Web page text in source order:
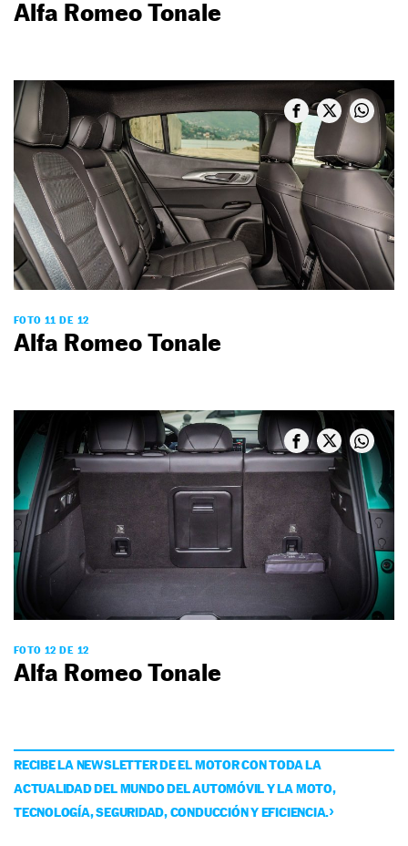
Alfa Romeo Tonale
FOTO 11 DE 12
Alfa Romeo Tonale
FOTO 12 DE 12
Alfa Romeo Tonale
RECIBE LA NEWSLETTER DE EL MOTOR CON TODA LA
ACTUALIDAD DEL MUNDO DEL AUTOMÓVIL Y LA MOTO,
TECNOLOGÍA, SEGURIDAD, CONDUCCIÓN Y EFICIENCIA.